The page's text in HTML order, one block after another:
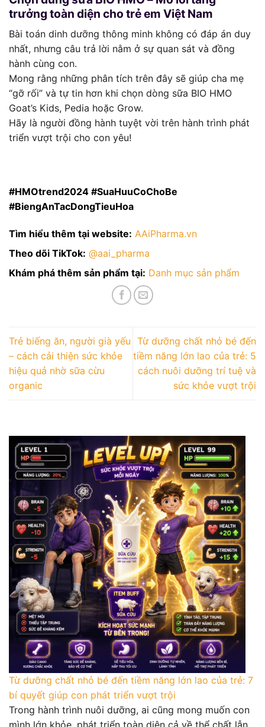
trưởng toàn diện cho trẻ em Việt Nam
Bài toán dinh dưỡng thông minh không có đáp án duy
nhất, nhưng câu trả lời nằm ở sự quan sát và đồng
hành cùng con.
Mong rằng những phân tích trên đây sẽ giúp cha mẹ
“gỡ rối” và tự tin hơn khi chọn dòng sữa BIO HMO
Goat’s Kids, Pedia hoặc Grow.
Hãy là người đồng hành tuyệt vời trên hành trình phát
triển vượt trội cho con yêu!
#HMOtrend2024 #SuaHuuCoChoBe
#BiengAnTacDongTieuHoa
Tìm hiểu thêm tại website: AAiPharma.vn
Theo dõi TikTok: @aai_pharma
Khám phá thêm sản phẩm tại: Danh mục sản phẩm
Trẻ biếng ăn, người già yếu
– cách cải thiện sức khỏe
hiệu quả nhờ sữa cừu
organic
Từ dưỡng chất nhỏ bé đến
tiềm năng lớn lao của trẻ: 5
cách nuôi dưỡng trí tuệ và
sức khỏe vượt trội
Từ dưỡng chất nhỏ bé đến tiềm năng lớn lao của trẻ: 7
bí quyết giúp con phát triển vượt trội
Trong hành trình nuôi dưỡng, ai cũng mong muốn con